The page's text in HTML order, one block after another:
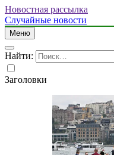
Новостная рассылка
Случайные новости
Меню
Найти:
Заголовки